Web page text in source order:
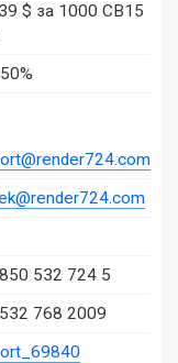
$ за 1000 CB15
532 724 5
768 2009